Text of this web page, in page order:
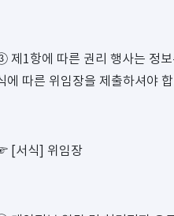
제1항에 따른 권리 행사는 정
에 따른 위임장을 제출하셔야
[서식] 위임장